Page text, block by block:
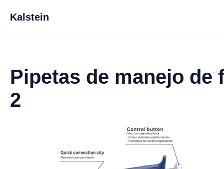
Kalstein
Pipetas de manejo de
2